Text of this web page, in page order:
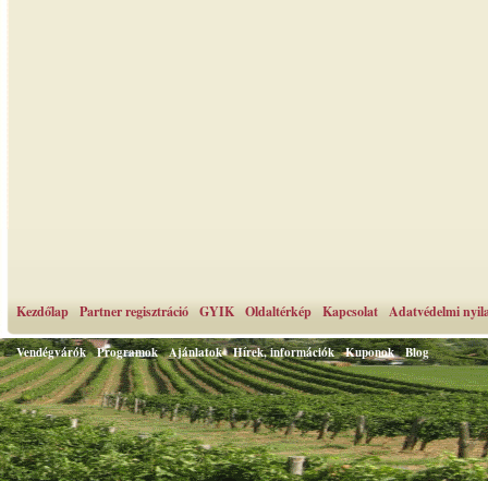
Kezdőlap Partner regisztráció GYIK Oldaltérkép Kapcsolat Adatvédelmi
Vendégvárók Programok Ajánlatok Hírek, információk Kuponok Blog